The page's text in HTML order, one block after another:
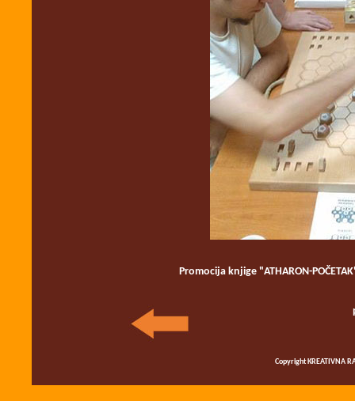
Promocija knjige "ATHARON-
Copyright KREATIVNA